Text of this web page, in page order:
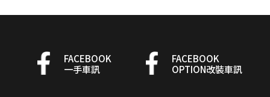
FACEBOOK
一手車訊
FACEBOOK
OPTION改裝車訊